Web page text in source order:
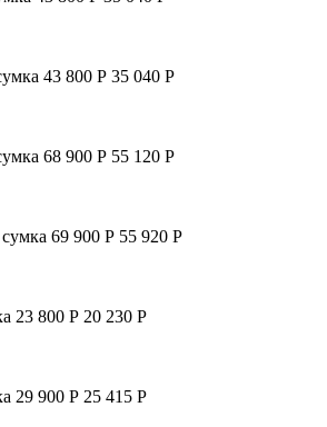
43 800 Р 35 040 Р
68 900 Р 55 120 Р
69 900 Р 55 920 Р
23 800 Р 20 230 Р
29 900 Р 25 415 Р